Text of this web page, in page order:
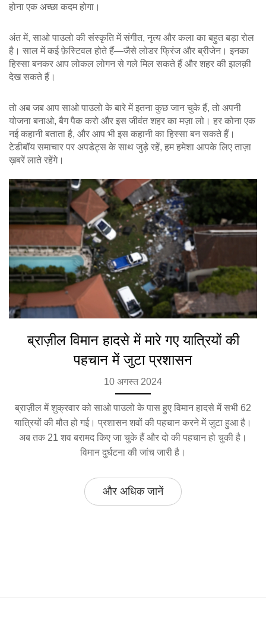
होना एक अच्छा कदम होगा।
अंत में, साओ पाउलो की संस्कृति में संगीत, नृत्य और कला का बहुत बड़ा रोल
है। साल में कई फ़ेस्टिवल होते हैं—जैसे लोडर फ्रिंज और ब्रीजेन। इनका
हिस्सा बनकर आप लोकल लोगन से गले मिल सकते हैं और शहर की झलक़ी
देख सकते हैं।
तो अब जब आप साओ पाउलो के बारे में इतना कुछ जान चुके हैं, तो अपनी
योजना बनाओ, बैग पैक करो और इस जीवंत शहर का मज़ा लो। हर कोना एक
नई कहानी बताता है, और आप भी इस कहानी का हिस्सा बन सकते हैं।
टेडीबॉय समाचार पर अपडेट्स के साथ जुड़े रहें, हम हमेशा आपके लिए ताज़ा
ख़बरें लाते रहेंगे।
ब्राज़ील विमान हादसे में मारे गए यात्रियों की
पहचान में जुटा प्रशासन
10 अगस्त 2024
ब्राज़ील में शुक्रवार को साओ पाउलो के पास हुए विमान हादसे में सभी 62
यात्रियों की मौत हो गई। प्रशासन शवों की पहचान करने में जुटा हुआ है।
अब तक 21 शव बरामद किए जा चुके हैं और दो की पहचान हो चुकी है।
विमान दुर्घटना की जांच जारी है।
और अधिक जानें